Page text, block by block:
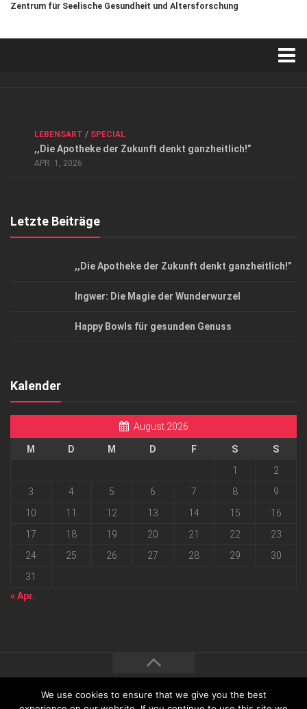
Zentrum für Seelische Gesundheit und Altersforschung
Datenschutzerklärung
Top Magazin Dresden / Ostsachsen
LEBENSART / SPECIAL
,,Die Apotheke der Zukunft denkt ganzheitlich!”
APR. 1, 2026
Letzte Beiträge
,,Die Apotheke der Zukunft denkt ganzheitlich!”
Ingwer: Die Magie der Wunderwurzel
Happy Bowls für gesunden Genuss
Kalender
August 2026
M D M D F S
S
1
2
3
4 5 6 7 8
9
10
11 12 13 14 15
16
17
18 19 20 21 22
23
24
25 26 27 28 29
30
31
« Apr.
We use cookies to ensure that we give you the best